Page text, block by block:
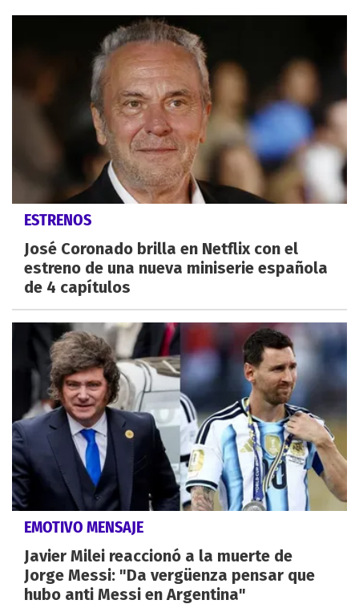
ESTRENOS
José Coronado brilla en Netflix con el
estreno de una nueva miniserie española
de 4 capítulos
EMOTIVO MENSAJE
Javier Milei reaccionó a la muerte de
Jorge Messi: "Da vergüenza pensar que
hubo anti Messi en Argentina"